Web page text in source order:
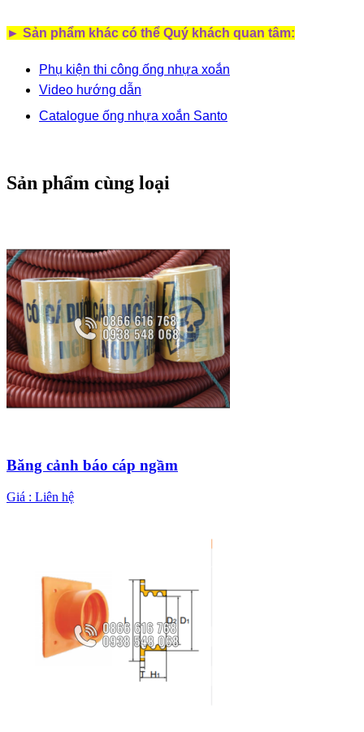
► Sản phẩm khác có thể Quý khách quan tâm:
Phụ kiện thi công ống nhựa xoắn
Video hướng dẫn
Catalogue ống nhựa xoắn Santo
Sản phẩm cùng loại
Băng cảnh báo cáp ngầm
Giá : Liên hệ